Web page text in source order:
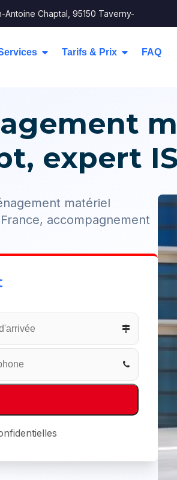
Antoine Chaptal, 95150 Taverny-
Tarifs & Prix FAQ
expert
matériel
accompagnement